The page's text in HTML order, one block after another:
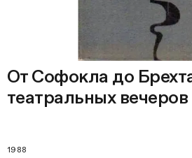
От Софокла до
театральных вечеров
1988